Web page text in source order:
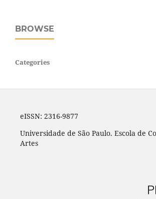
BROWSE
Categories
eISSN: 2316-9877
Universidade de São Paulo. Escola de
Artes